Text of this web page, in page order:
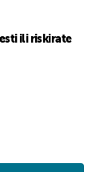
ili riskirate